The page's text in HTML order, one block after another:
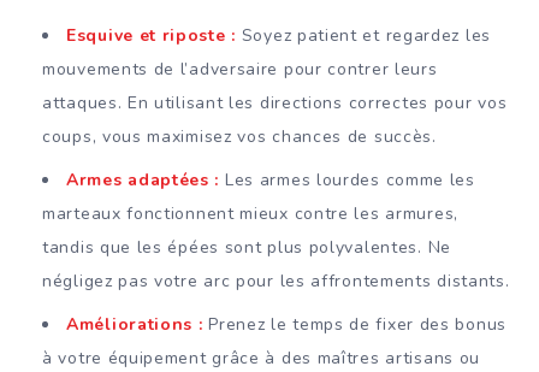
Esquive et riposte : Soyez patient et regardez les
mouvements de l’adversaire pour contrer leurs
attaques. En utilisant les directions correctes pour vos
coups, vous maximisez vos chances de succès.
Armes adaptées : Les armes lourdes comme les
marteaux fonctionnent mieux contre les armures,
tandis que les épées sont plus polyvalentes. Ne
négligez pas votre arc pour les affrontements distants.
Améliorations : Prenez le temps de fixer des bonus
à votre équipement grâce à des maîtres artisans ou